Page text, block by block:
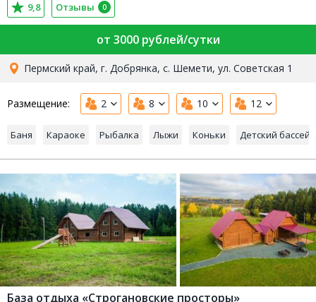
9,8 Отзывы 0
от 3000 рублей/сутки
Пермский край, г. Добрянка, с. Шемети, ул. Советская 1
Размещение: 2 8 10 12
Баня Караоке Рыбалка Лыжи Коньки Детский бассейн
База отдыха «Строгановские просторы»